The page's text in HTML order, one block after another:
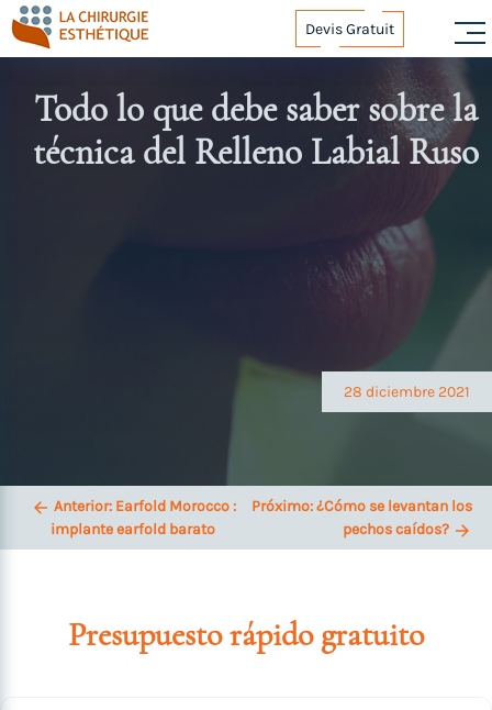
Skip
to
content
Devis Gratuit
Todo lo que debe saber sobre la
técnica del Relleno Labial Ruso
28 diciembre 2021
Anterior: Earfold Morocco :
implante earfold barato
Próximo:¿Cómo se levantan los
pechos caídos?
Presupuesto rápido gratuito